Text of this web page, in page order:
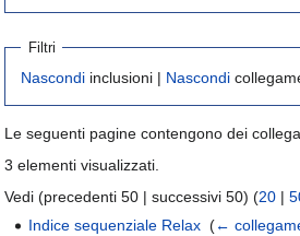
Filtri
Nascondi inclusioni | Nascondi
Le seguenti pagine contengono dei
3 elementi visualizzati.
Vedi (precedenti 50 | successivi 50) (20 |
Indice sequenziale Relax ‎(←